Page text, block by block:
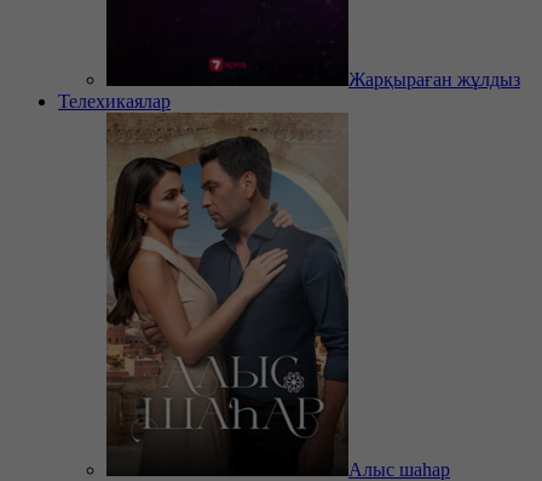
Жарқыраған жұлдыз
Телехикаялар
Алыс шаһар